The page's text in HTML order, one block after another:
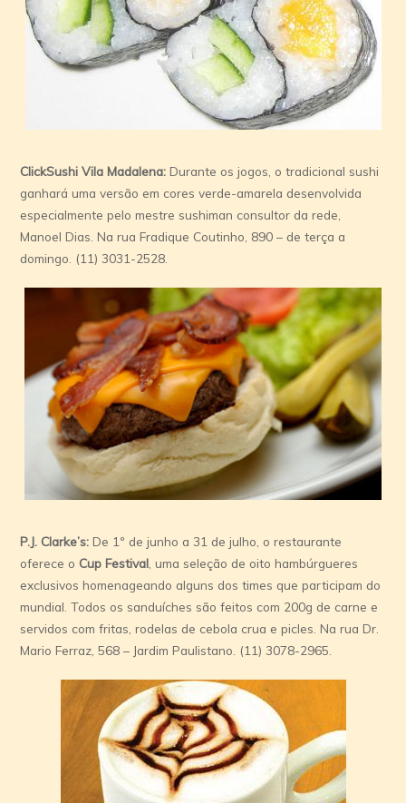
ClickSushi Vila Madalena:Durante os jogos, o tradicional sushi
ganhará uma versão em cores verde-amarela desenvolvida
especialmente pelo mestre sushiman consultor da rede,
Manoel Dias. Na rua Fradique Coutinho, 890 – de terça a
domingo. (11) 3031-2528.
P.J. Clarke’s:De 1º de junho a 31 de julho, o restaurante
oferece o Cup Festival , uma seleção de oito hambúrgueres
exclusivos homenageando alguns dos times que participam do
mundial. Todos os sanduíches são feitos com 200g de carne e
servidos com fritas, rodelas de cebola crua e picles. Na rua Dr.
Mario Ferraz, 568 – Jardim Paulistano. (11) 3078-2965.